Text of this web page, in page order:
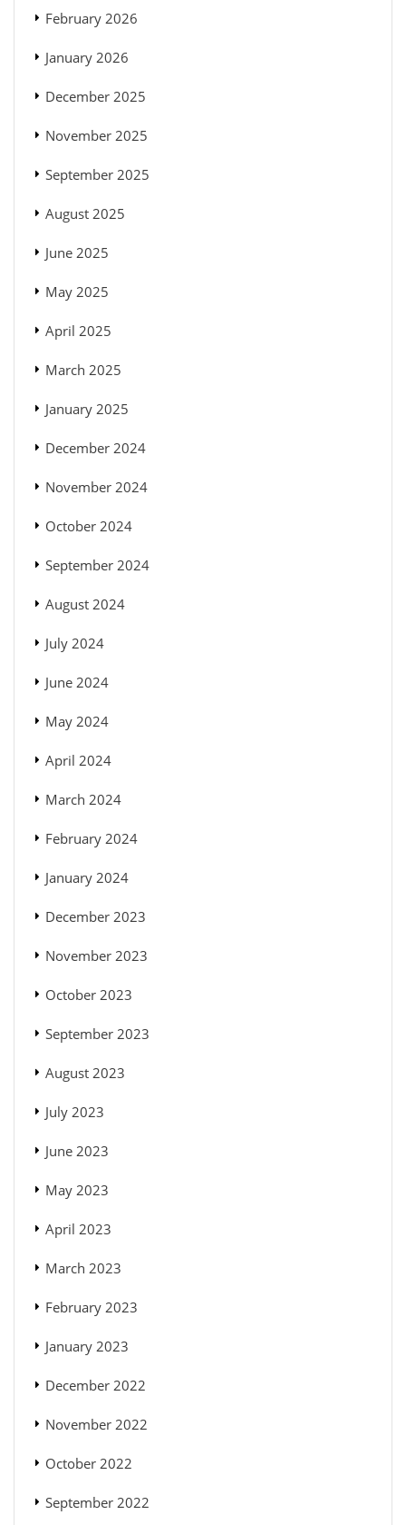
February 2026
January 2026
December 2025
November 2025
September 2025
August 2025
June 2025
May 2025
April 2025
March 2025
January 2025
December 2024
November 2024
October 2024
September 2024
August 2024
July 2024
June 2024
May 2024
April 2024
March 2024
February 2024
January 2024
December 2023
November 2023
October 2023
September 2023
August 2023
July 2023
June 2023
May 2023
April 2023
March 2023
February 2023
January 2023
December 2022
November 2022
October 2022
September 2022